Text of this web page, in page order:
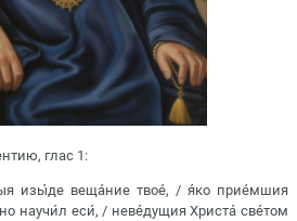
глас 1:
изы́де веща́ние твое́, / я́ко прие́мшия
научи́л еси́, / неве́дущия Христа́ све́том